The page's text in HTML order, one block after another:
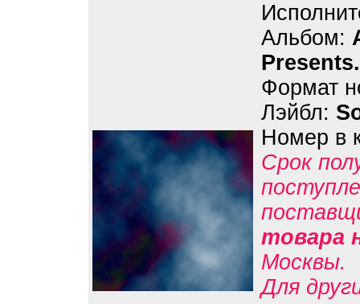
Альбом:
Формат
Лэйбл:
Номер в
Срок
товара
Москвы.
Для